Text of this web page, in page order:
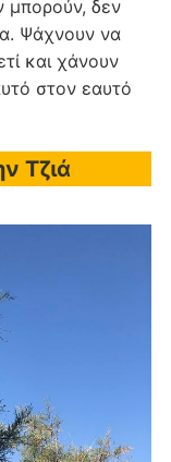
μπορούν, δεν
Ψάχνουν να
και χάνουν
στον εαυτό
Τζιά